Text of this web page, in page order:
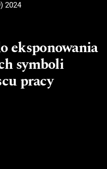
2024
eksponowania
symboli
pracy